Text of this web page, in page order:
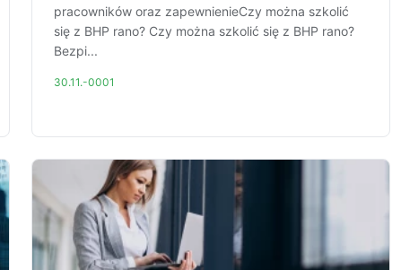
pracowników oraz zapewnienieCzy można szkolić
się z BHP rano? Czy można szkolić się z BHP rano?
Bezpi...
30.11.-0001